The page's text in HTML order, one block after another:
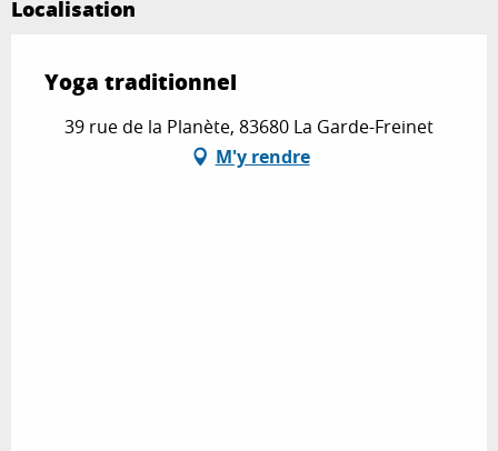
Localisation
Yoga traditionnel
39 rue de la Planète, 83680 La Garde-Freinet
M'y rendre